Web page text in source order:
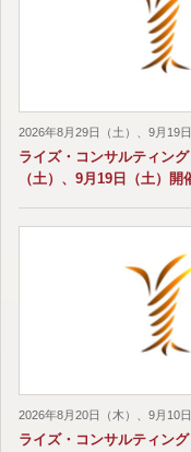
2026年8月29日（土）、9月19
ライズ・コンサルティン
（土）、9月19日（土）開
2026年8月20日（木）、9月10
ライズ・コンサルティン